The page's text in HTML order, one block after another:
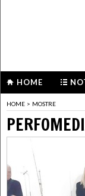
HOME
HOME > MOSTRE